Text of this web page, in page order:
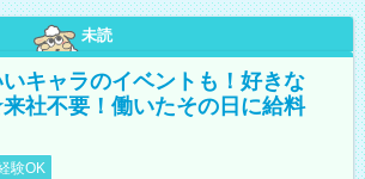
未読
キャラのイベントも！好きな
社不要！働いたその日に給料
験OK